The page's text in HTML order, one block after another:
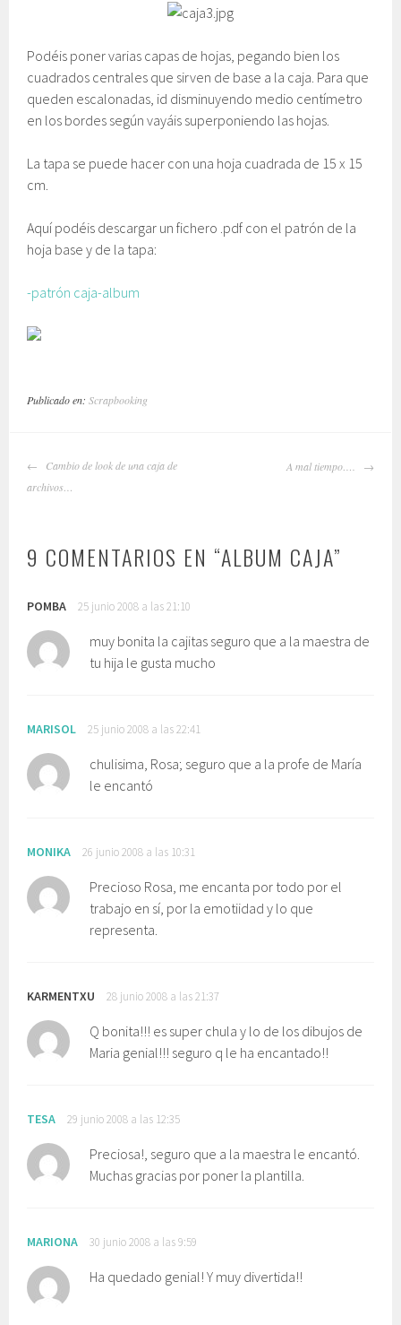
Podéis poner varias capas de hojas, pegando bien los
cuadrados centrales que sirven de base a la caja. Para que
queden escalonadas, id disminuyendo medio centímetro
en los bordes según vayáis superponiendo las hojas.
La tapa se puede hacer con una hoja cuadrada de 15 x 15
cm.
Aquí podéis descargar un fichero .pdf con el patrón de la
hoja base y de la tapa:
-patrón caja-album
Publicado en:Scrapbooking
NAVEGADOR
DE
Cambio de look de una caja de
archivos…
A mal tiempo….
9 COMENTARIOS EN “ALBUM CAJA”
POMBA 25 junio 2008 a las 21:10
muy bonita la cajitas seguro que a la maestra de
tu hija le gusta mucho
MARISOL 25 junio 2008 a las 22:41
chulisima, Rosa; seguro que a la profe de María
le encantó
MONIKA 26 junio 2008 a las 10:31
Precioso Rosa, me encanta por todo por el
trabajo en sí, por la emotiidad y lo que
representa.
KARMENTXU 28 junio 2008 a las 21:37
Q bonita!!! es super chula y lo de los dibujos de
Maria genial!!! seguro q le ha encantado!!
TESA 29 junio 2008 a las 12:35
Preciosa!, seguro que a la maestra le encantó.
Muchas gracias por poner la plantilla.
MARIONA 30 junio 2008 a las 9:59
Ha quedado genial! Y muy divertida!!